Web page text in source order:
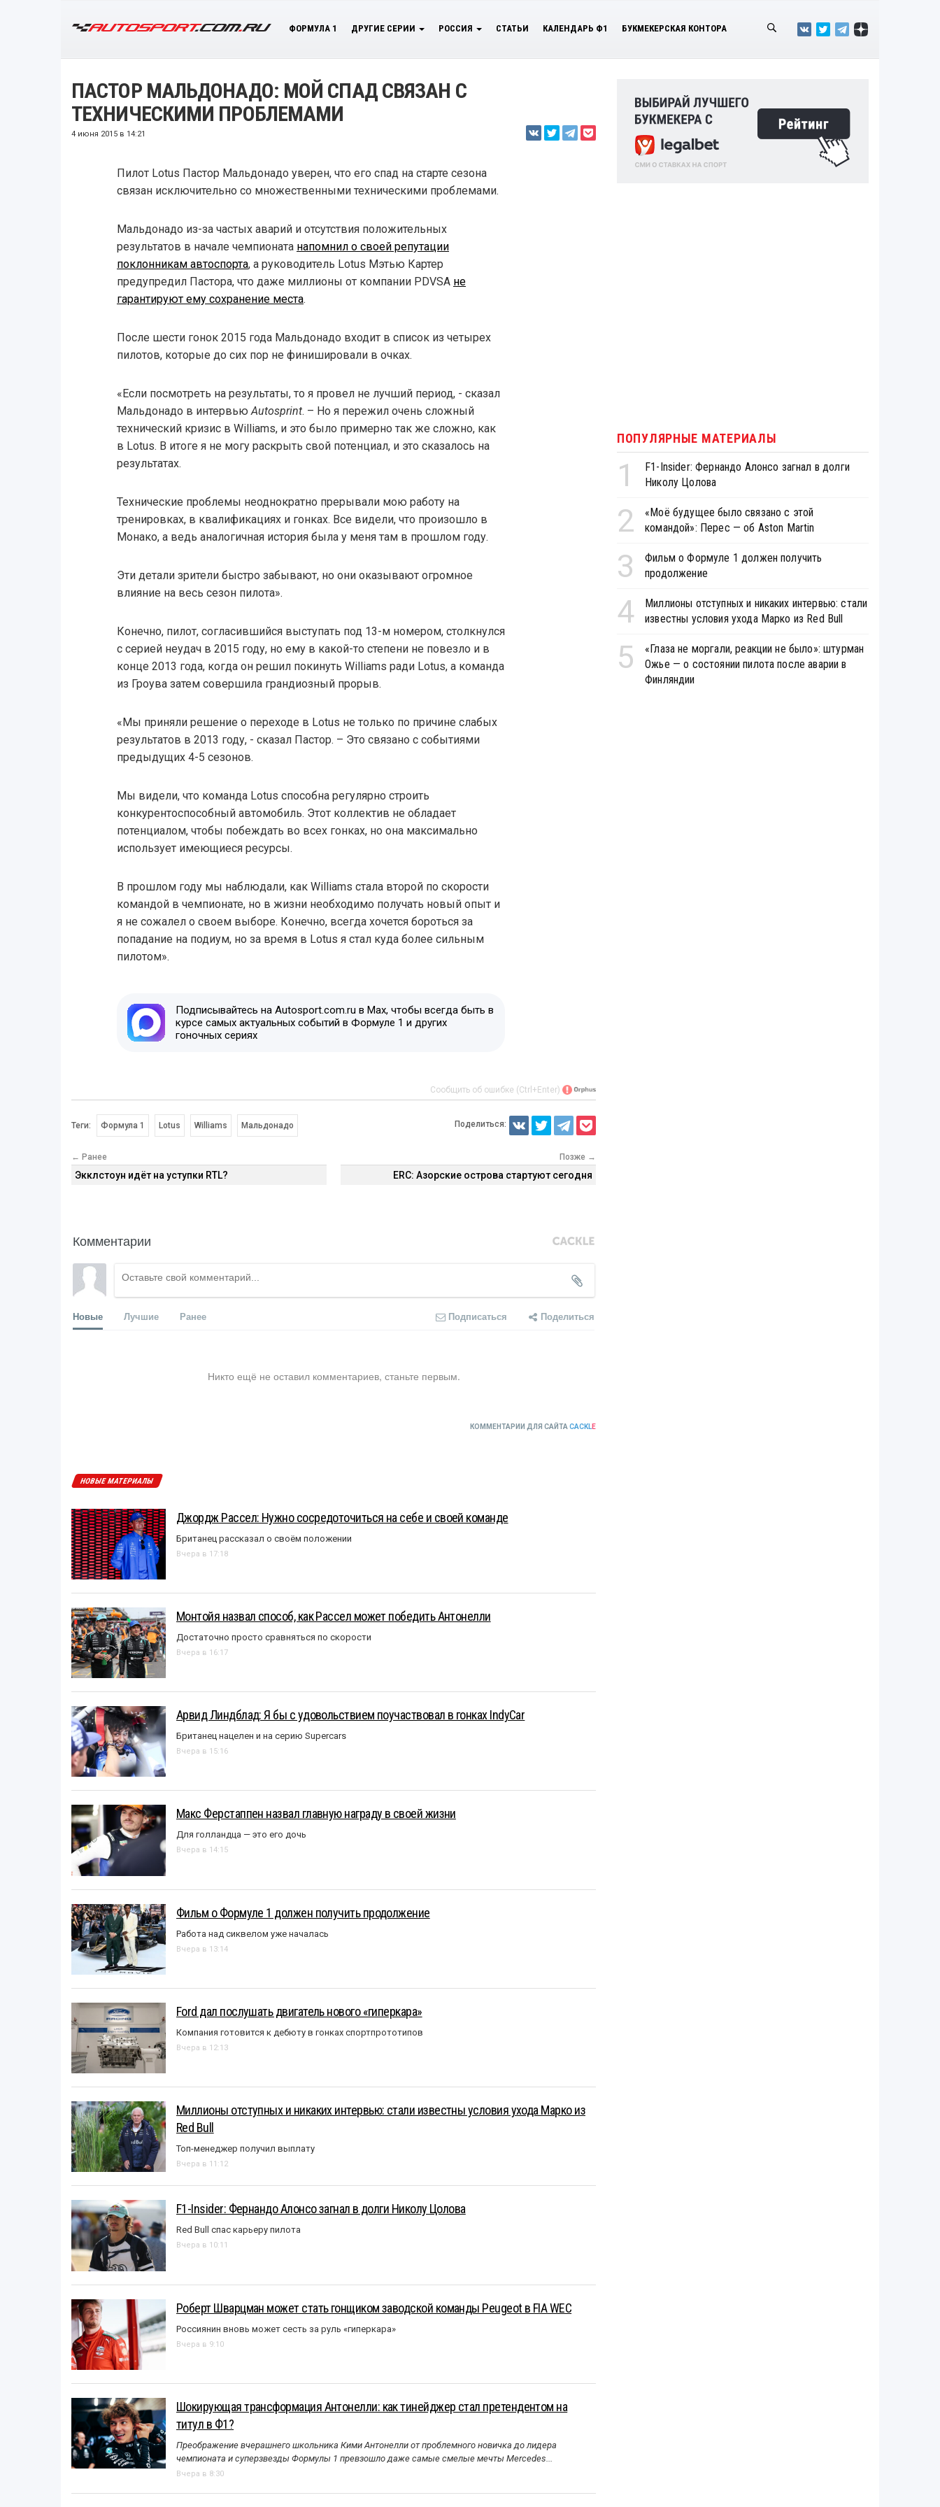
ФОРМУЛА 1 ДРУГИЕ СЕРИИ РОССИЯ СТАТЬИ КАЛЕНДАРЬ Ф1 БУКМЕКЕРСКАЯ КОНТОРА
ПАСТОР МАЛЬДОНАДО: МОЙ СПАД СВЯЗАН С
ТЕХНИЧЕСКИМИ ПРОБЛЕМАМИ
4 июня 2015 в 14:21
Пилот Lotus Пастор Мальдонадо уверен, что его спад на старте сезона
связан исключительно со множественными техническими проблемами.
Мальдонадо из-за частых аварий и отсутствия положительных
результатов в начале чемпионата напомнил о своей репутации
поклонникам автоспорта, а руководитель Lotus Мэтью Картер
предупредил Пастора, что даже миллионы от компании PDVSA не
гарантируют ему сохранение места.
После шести гонок 2015 года Мальдонадо входит в список из четырех
пилотов, которые до сих пор не финишировали в очках.
«Если посмотреть на результаты, то я провел не лучший период, - сказал
Мальдонадо в интервью Autosprint. – Но я пережил очень сложный
технический кризис в Williams, и это было примерно так же сложно, как
в Lotus. В итоге я не могу раскрыть свой потенциал, и это сказалось на
результатах.
Технические проблемы неоднократно прерывали мою работу на
тренировках, в квалификациях и гонках. Все видели, что произошло в
Монако, а ведь аналогичная история была у меня там в прошлом году.
Эти детали зрители быстро забывают, но они оказывают огромное
влияние на весь сезон пилота».
Конечно, пилот, согласившийся выступать под 13-м номером, столкнулся
с серией неудач в 2015 году, но ему в какой-то степени не повезло и в
конце 2013 года, когда он решил покинуть Williams ради Lotus, а команда
из Гроува затем совершила грандиозный прорыв.
«Мы приняли решение о переходе в Lotus не только по причине слабых
результатов в 2013 году, - сказал Пастор. – Это связано с событиями
предыдущих 4-5 сезонов.
Мы видели, что команда Lotus способна регулярно строить
конкурентоспособный автомобиль. Этот коллектив не обладает
потенциалом, чтобы побеждать во всех гонках, но она максимально
использует имеющиеся ресурсы.
В прошлом году мы наблюдали, как Williams стала второй по скорости
командой в чемпионате, но в жизни необходимо получать новый опыт и
я не сожалел о своем выборе. Конечно, всегда хочется бороться за
попадание на подиум, но за время в Lotus я стал куда более сильным
пилотом».
Подписывайтесь на Autosport.com.ru в Max, чтобы всегда быть в
курсе самых актуальных событий в Формуле 1 и других
гоночных сериях
Сообщить об ошибке (Ctrl+Enter)
Теги: Формула 1 Lotus Williams Мальдонадо Поделиться:
← Ранее
Экклстоун идёт на уступки RTL?
Позже →
ERC: Азорские острова стартуют сегодня
Комментарии
Новые Лучшие Ранее Подписаться Поделиться
Никто ещё не оставил комментариев, станьте первым.
КОММЕНТАРИИ ДЛЯ САЙТА CACKLE
НОВЫЕ МАТЕРИАЛЫ
Джордж Рассел: Нужно сосредоточиться на себе и своей команде
Британец рассказал о своём положении
Вчера в 17:18
Монтойя назвал способ, как Рассел может победить Антонелли
Достаточно просто сравняться по скорости
Вчера в 16:17
Арвид Линдблад: Я бы с удовольствием поучаствовал в гонках IndyCar
Британец нацелен и на серию Supercars
Вчера в 15:16
Макс Ферстаппен назвал главную награду в своей жизни
Для голландца — это его дочь
Вчера в 14:15
Фильм о Формуле 1 должен получить продолжение
Работа над сиквелом уже началась
Вчера в 13:14
Ford дал послушать двигатель нового «гиперкара»
Компания готовится к дебюту в гонках спортпрототипов
Вчера в 12:13
Миллионы отступных и никаких интервью: стали известны условия ухода Марко из
Red Bull
Топ-менеджер получил выплату
Вчера в 11:12
F1-Insider: Фернандо Алонсо загнал в долги Николу Цолова
Red Bull спас карьеру пилота
Вчера в 10:11
Роберт Шварцман может стать гонщиком заводской команды Peugeot в FIA WEC
Россиянин вновь может сесть за руль «гиперкара»
Вчера в 9:10
Шокирующая трансформация Антонелли: как тинейджер стал претендентом на
титул в Ф1?
Преображение вчерашнего школьника Кими Антонелли от проблемного новичка до лидера
чемпионата и суперзвезды Формулы 1 превзошло даже самые смелые мечты Mercedes...
Вчера в 8:30
ПОПУЛЯРНЫЕ МАТЕРИАЛЫ
1
F1-Insider: Фернандо Алонсо загнал в долги
Николу Цолова
2
«Моё будущее было связано с этой
командой»: Перес — об Aston Martin
3
Фильм о Формуле 1 должен получить
продолжение
4
Миллионы отступных и никаких интервью: стали
известны условия ухода Марко из Red Bull
5
«Глаза не моргали, реакции не было»: штурман
Ожье — о состоянии пилота после аварии в
Финляндии